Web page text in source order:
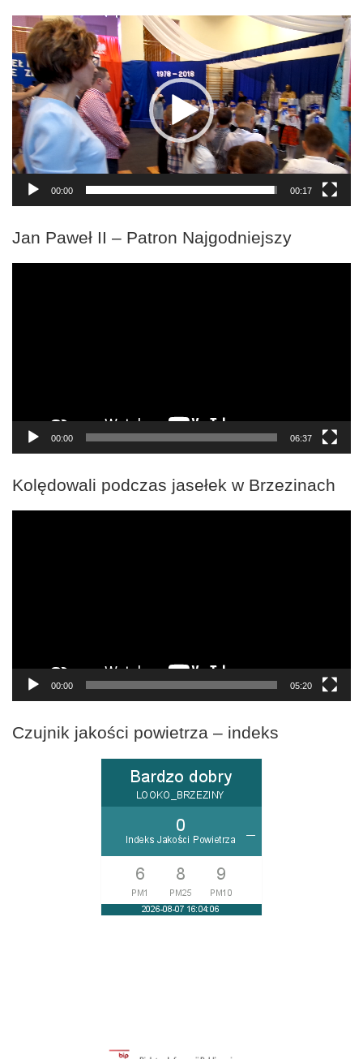
Odtwarzacz
video
00:00 00:17
Jan Paweł II – Patron Najgodniejszy
00:00 06:37
Kolędowali podczas jasełek w Brzezinach
00:00 05:20
Czujnik jakości powietrza – indeks